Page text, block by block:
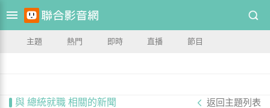
主題 熱門 即時 直播 節目
與 總統就職 相關的新聞 返回主題列表